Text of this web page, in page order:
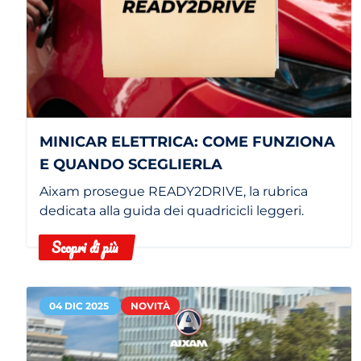
MINICAR ELETTRICA: COME FUNZIONA
E QUANDO SCEGLIERLA
Aixam prosegue READY2DRIVE, la rubrica
dedicata alla guida dei quadricicli leggeri.
Scopri di più
04 DIC 2025 NOVITÀ